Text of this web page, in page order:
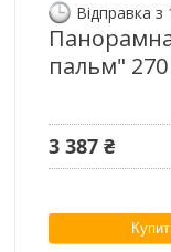
Відправка
пальм" 270
3 387 ₴